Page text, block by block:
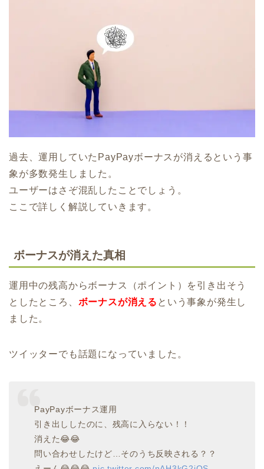
過去、運用していたPayPayボーナスが消えるという事
象が多数発生しました。
ユーザーはさぞ混乱したことでしょう。
ここで詳しく解説していきます。
ボーナスが消えた真相
運用中の残高からボーナス（ポイント）を引き出そう
としたところ、 ボーナスが消える という事象が発生し
ました。
ツイッターでも話題になっていました。
PayPayボーナス運用
引き出ししたのに、残高に入らない！！
消えた😂😂
問い合わせしたけど…そのうち反映される？？